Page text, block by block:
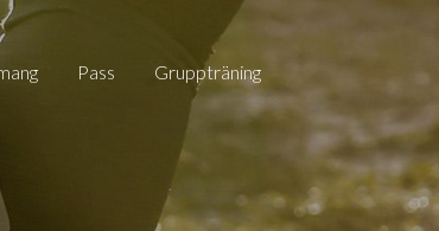
pass Gruppträning